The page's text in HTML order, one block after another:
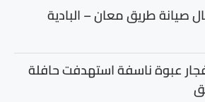
صيانة طريق معان – البادية
عبوة ناسفة استهدفت حافلة